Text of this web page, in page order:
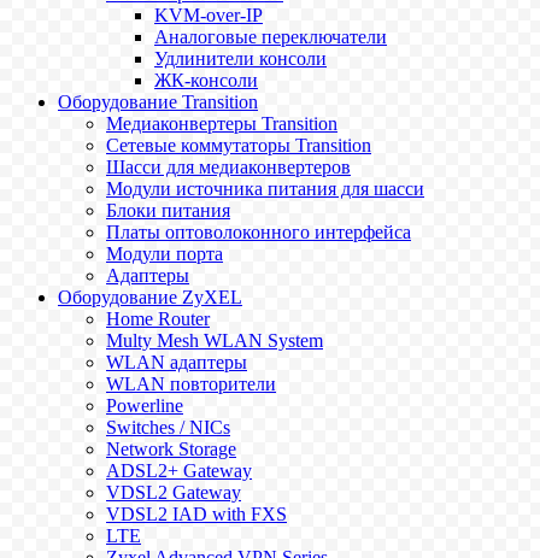
KVM-over-IP
Аналоговые переключатели
Удлинители консоли
ЖК-консоли
Оборудование Transition
Медиаконвертеры Transition
Сетевые коммутаторы Transition
Шасси для медиаконвертеров
Модули источника питания для шасси
Блоки питания
Платы оптоволоконного интерфейса
Модули порта
Адаптеры
Оборудование ZyXEL
Home Router
Multy Mesh WLAN System
WLAN адаптеры
WLAN повторители
Powerline
Switches / NICs
Network Storage
ADSL2+ Gateway
VDSL2 Gateway
VDSL2 IAD with FXS
LTE